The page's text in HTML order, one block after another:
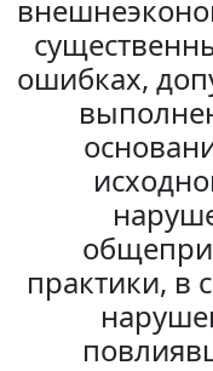
ошибках,
практики, в